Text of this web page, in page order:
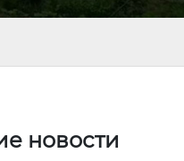
новости